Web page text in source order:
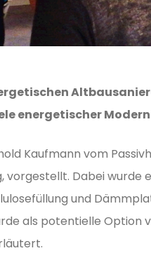
energetischer
Kaufmann vom
vorgestellt. Dabei
und
als potentielle Option